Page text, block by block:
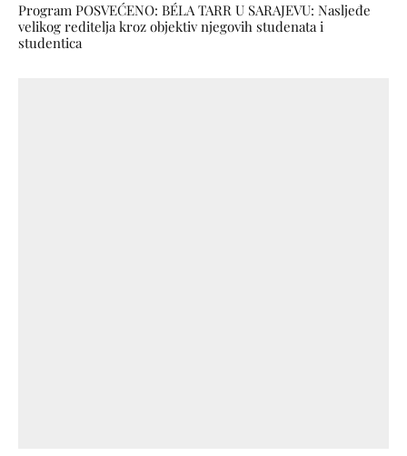
Program POSVEĆENO: BÉLA TARR U SARAJEVU: Nasljeđe
velikog reditelja kroz objektiv njegovih studenata i
studentica